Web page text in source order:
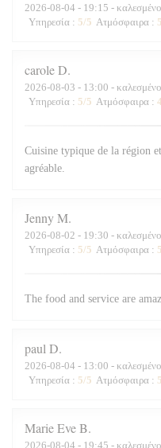
2026-08-04 - 19:15 -
Υπηρεσία : 5/5 Ατμόσφαιρα : 5
caroleD
2026-08-03 - 13:00 -
Υπηρεσία : 5/5 Ατμόσφαιρα : 4
Cuisine typique de la région
agréable.
JennyM
2026-08-02 - 19:30 -
Υπηρεσία : 5/5 Ατμόσφαιρα : 5
The food and service are
paulD
2026-08-04 - 13:00 -
Υπηρεσία : 5/5 Ατμόσφαιρα : 5
Marie EveB
2026-08-04 - 19:45 -